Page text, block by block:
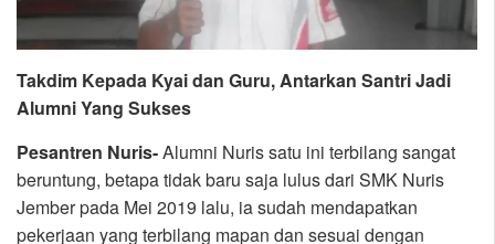
Takdim Kepada Kyai dan Guru, Antarkan Santri Jadi
Alumni Yang Sukses
Pesantren Nuris-Alumni Nuris satu ini terbilang sangat
beruntung, betapa tidak baru saja lulus dari SMK Nuris
Jember pada Mei 2019 lalu, ia sudah mendapatkan
pekerjaan yang terbilang mapan dan sesuai dengan